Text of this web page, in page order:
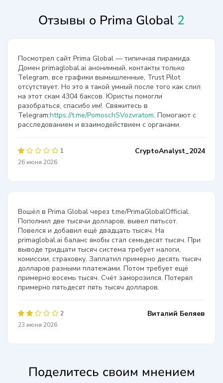
Отзывы о Prima Global 2
Посмотрел сайт Prima Global — типичная пирамида.
Домен primaglobal.ai анонимный, контакты только
Telegram, все графики вымышленные, Trust Pilot
отсутствует. Но это я такой умный после того как слил
на этот скам 4304 баксов. Юристы помогли
разобраться, спасибо им!. Свяжитесь в
Telegram:https://t.me/PomoschSVozvratom. Помогают с
расследованием и взаимодействием с органами.
1
26 июня 2026
CryptoAnalyst_2024
Вошёл в Prima Global через t.me/PrimaGlobalOfficial.
Пополнил две тысячи долларов, вывел пятьсот.
Повелся и добавил ещё двадцать тысяч. На
primaglobal.ai баланс якобы стал семьдесят тысяч. При
выводе тридцати тысяч система требует налоги,
комиссии, страховку. Заплатил примерно десять тысяч
долларов разными платежами. Потом требует ещё
примерно восемь тысяч. Счёт заморозился. Потерял
примерно пятьдесят пять тысяч долларов.
2
23 июня 2026
Виталий Беляев
Поделитесь своим мнением